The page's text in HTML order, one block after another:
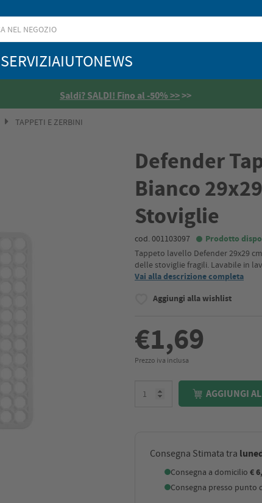
SERVIZIAIUTONEWS
Saldi? SALDI! Fino al -50% >>>>
TAPPETI E ZERBINI
Defender
Bianco
Stoviglie
cod. 001103097 Prodotto
Tappeto lavello Defender 29x29
delle stoviglie fragili. Lavabile in
Vai alla descrizione completa
Aggiungi alla wishlist
€1,69
Prezzo iva inclusa
AGGIUNGI
Consegna Stimata tra
Consegna a domicilio €
Consegna presso punto